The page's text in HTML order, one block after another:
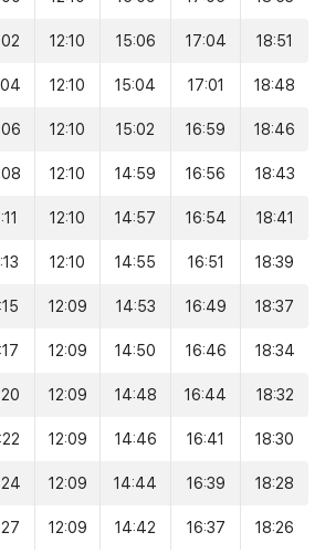
12:10 15:06 17:04 18:51
12:10 15:04 17:01 18:48
12:10 15:02 16:59 18:46
12:10 14:59 16:56 18:43
12:10 14:57 16:54 18:41
12:10 14:55 16:51 18:39
12:09 14:53 16:49 18:37
12:09 14:50 16:46 18:34
12:09 14:48 16:44 18:32
12:09 14:46 16:41 18:30
12:09 14:44 16:39 18:28
12:09 14:42 16:37 18:26